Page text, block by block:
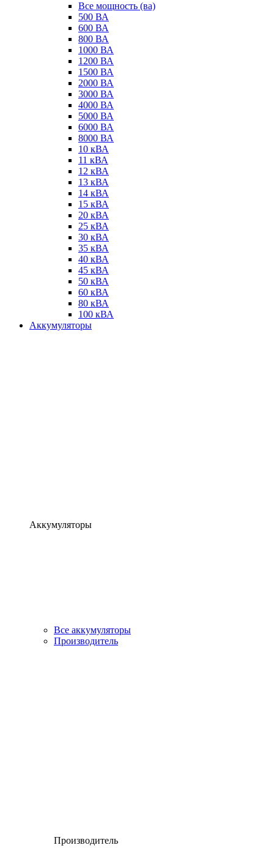
Все мощность (ва)
500 ВА
600 ВА
800 ВА
1000 ВА
1200 ВА
1500 ВА
2000 ВА
3000 ВА
4000 ВА
5000 ВА
6000 ВА
8000 ВА
10 кВА
11 кВА
12 кВА
13 кВА
14 кВА
15 кВА
20 кВА
25 кВА
30 кВА
35 кВА
40 кВА
45 кВА
50 кВА
60 кВА
80 кВА
100 кВА
Аккумуляторы
Аккумуляторы
Все аккумуляторы
Производитель
Производитель